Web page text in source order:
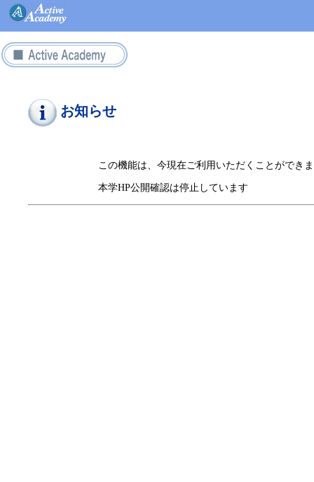
お知らせ
この機能は、今現在ご利用いただくことができ
本学HP公開確認は停止しています